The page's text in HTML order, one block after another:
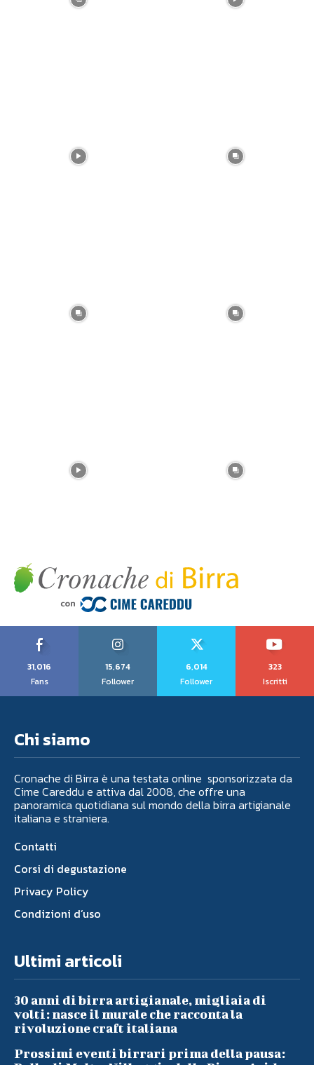
31,016
Fans
15,674
Follower
6,014
Follower
323
Iscritti
Chi siamo
Cronache di Birra è una testata online sponsorizzata da
Cime Careddu e attiva dal 2008, che offre una
panoramica quotidiana sul mondo della birra artigianale
italiana e straniera.
Contatti
Corsi di degustazione
Privacy Policy
Condizioni d’uso
Ultimi articoli
30 anni di birra artigianale, migliaia di
volti: nasce il murale che racconta la
rivoluzione craft italiana
Prossimi eventi birrari prima della pausa: